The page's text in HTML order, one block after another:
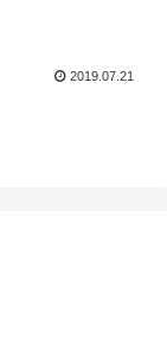
2019.07.21